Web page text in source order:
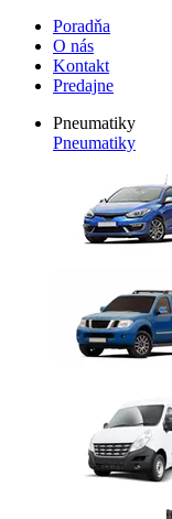
Poradňa
O nás
Kontakt
Predajne
Pneumatiky
Pneumatiky